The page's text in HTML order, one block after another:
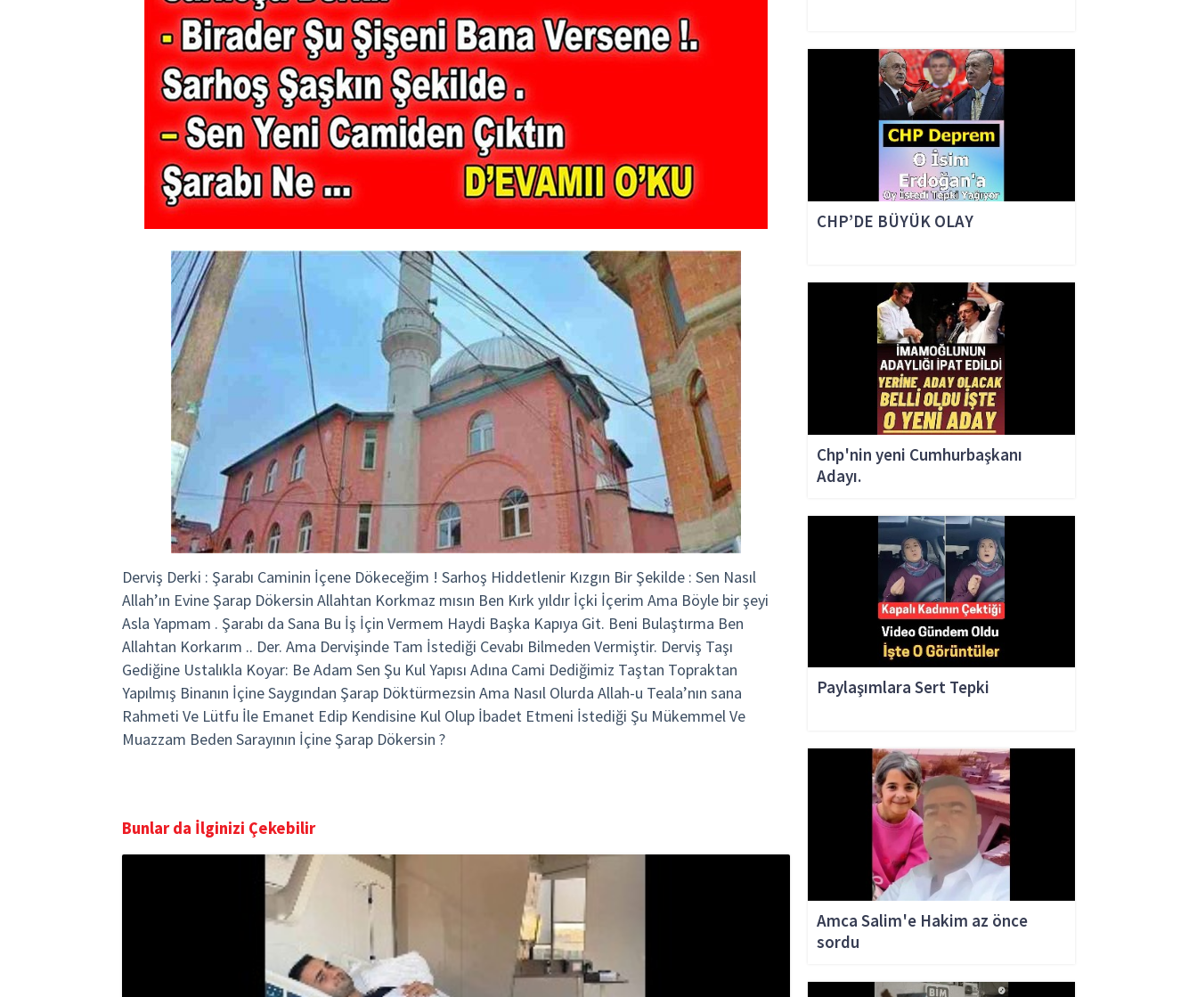
Derviş Derki : Şarabı Caminin İçene Dökeceğim ! Sarhoş Hiddetlenir Kızgın Bir Şekilde : Sen Nasıl
Allah’ın Evine Şarap Dökersin Allahtan Korkmaz mısın Ben Kırk yıldır İçki İçerim Ama Böyle bir şeyi
Asla Yapmam . Şarabı da Sana Bu İş İçin Vermem Haydi Başka Kapıya Git. Beni Bulaştırma Ben
Allahtan Korkarım .. Der. Ama Dervişinde Tam İstediği Cevabı Bilmeden Vermiştir. Derviş Taşı
Gediğine Ustalıkla Koyar: Be Adam Sen Şu Kul Yapısı Adına Cami Dediğimiz Taştan Topraktan
Yapılmış Binanın İçine Saygından Şarap Döktürmezsin Ama Nasıl Olurda Allah-u Teala’nın sana
Rahmeti Ve Lütfu İle Emanet Edip Kendisine Kul Olup İbadet Etmeni İstediği Şu Mükemmel Ve
Muazzam Beden Sarayının İçine Şarap Dökersin ?
Bunlar da İlginizi Çekebilir
CHP’DE BÜYÜK OLAY
Chp'nin yeni Cumhurbaşkanı
Adayı.
Paylaşımlara Sert Tepki
Amca Salim'e Hakim az önce
sordu